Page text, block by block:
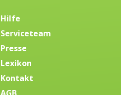
Hilfe
Serviceteam
Presse
Lexikon
Kontakt